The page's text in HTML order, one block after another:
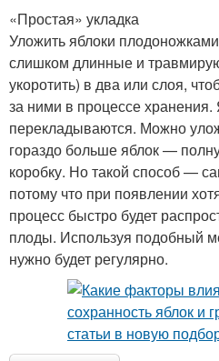
«Простая» укладка
Уложить яблоки
слишком длинные и
укоротить) в два или слоя,
за ними в процессе
перекладываются. Можно
гораздо больше яблок —
коробку. Но такой способ —
потому что при появлении
процесс быстро будет
плоды. Используя подобный
нужно будет регулярно.